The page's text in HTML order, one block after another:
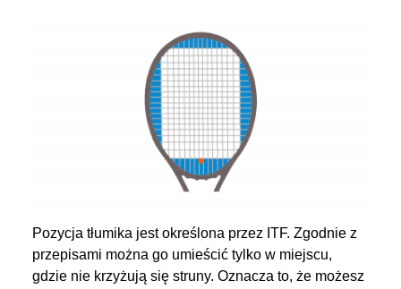
Pozycja tłumika jest określona przez ITF. Zgodnie z
przepisami można go umieścić tylko w miejscu,
gdzie nie krzyżują się struny. Oznacza to, że możesz